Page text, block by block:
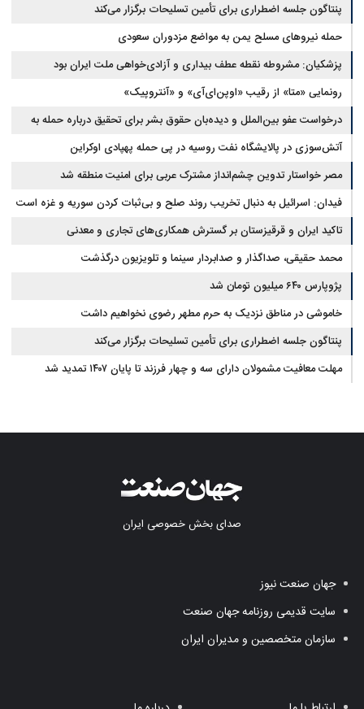
پنتاگون جلسه اضطراری برای تأمین تسلیحات برگزار می‌کند
حمله نیروهای مسلح یمن به مواضع مزدوران سعودی
پزشکیان: مشروطه نقطه عطف بیداری و آزادی‌خواهی ملت ایران بود
رونمایی «متا» از رقیب «اوپن‌ای‌آی» و «آنتروپیک»
درخواست عفو بین‌الملل و دیده‌بان حقوق بشر برای تحقیق درباره حمله به
خبرنگاران در لبنان
آتش‌سوزی در پالایشگاه نفت روسیه در پی حمله پهپادی اوکراین
مصر خواستار تدوین چشم‌انداز مشترک عربی برای امنیت منطقه شد
فیدان: اسرائیل به دنبال تخریب روند صلح و بی‌ثبات کردن سوریه و غزه است
تاکید ایران و قرقیزستان بر گسترش همکاری‌های تجاری و معدنی
محمد حقیقی، صداگذار و صدابردار سینما و تلویزیون درگذشت
پژوپارس ۶۴۰ میلیون تومان شد
خاموشی در مناطق نزدیک به حرم مطهر رضوی نخواهیم داشت
پنتاگون جلسه اضطراری برای تأمین تسلیحات برگزار می‌کند
مهلت معافیت مشمولان دارای سه و چهار فرزند تا پایان ۱۴۰۷ تمدید شد
صدای بخش خصوصی ایران
جهان صنعت نیوز
سایت قدیمی روزنامه جهان صنعت
سازمان متخصصین و مدیران ایران